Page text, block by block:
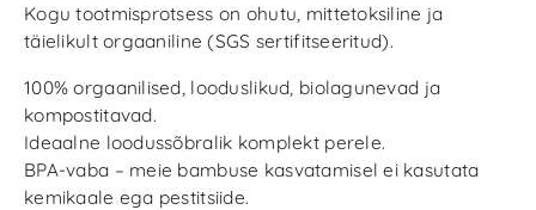
Kogu tootmisprotsess on ohutu, mittetoksiline ja
täielikult orgaaniline (SGS sertifitseeritud).
100% orgaanilised, looduslikud, biolagunevad ja
kompostitavad.
Ideaalne loodussõbralik komplekt perele.
BPA-vaba – meie bambuse kasvatamisel ei kasutata
kemikaale ega pestitsiide.